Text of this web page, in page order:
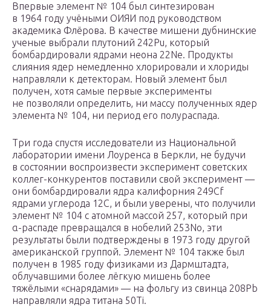
Впервые элемент № 104 был синтезирован
в 1964 году учёными ОИЯИ под руководством
академика Флёрова. В качестве мишени дубнинские
ученые выбрали плутоний 242Pu, который
бомбардировали ядрами неона 22Ne. Продукты
слияния ядер немедленно хлорировали и хлориды
направляли к детекторам. Новый элемент был
получен, хотя самые первые эксперименты
не позволяли определить, ни массу полученных ядер
элемента № 104, ни период его полураспада.
Три года спустя исследователи из Национальной
лаборатории имени Лоуренса в Беркли, не будучи
в состоянии воспроизвести эксперимент советских
коллег-конкурентов поставили свой эксперимент —
они бомбардировали ядра калифорния 249Cf
ядрами углерода 12С, и были уверены, что получили
элемент № 104 с атомной массой 257, который при
α-распаде превращался в нобелий 253No, эти
результаты были подтверждены в 1973 году другой
американской группой. Элемент № 104 также был
получен в 1985 году физиками из Дармштадта,
облучавшими более лёгкую мишень более
тяжёлыми «снарядами» — на фольгу из свинца 208Pb
направляли ядра титана 50Ti.